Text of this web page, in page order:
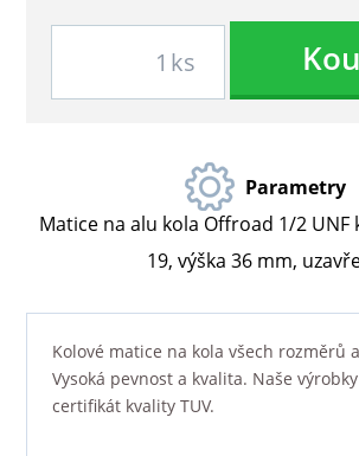
ks
Parametry
Matice na alu kola Offroad 1/2 UNF
19, výška 36 mm,
Kolové matice na kola všech rozměrů
Vysoká pevnost a kvalita. Naše
certifikát kvality TUV.